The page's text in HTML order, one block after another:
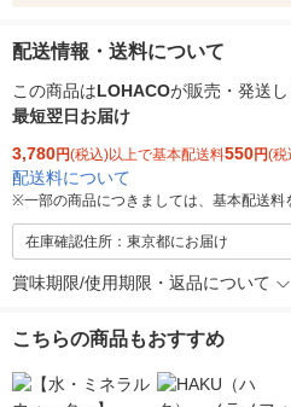
配送情報・送料について
この商品はLOHACOが販売・発送し
最短翌日お届け
3,780円(税込)以上で基本配送料550円(税
配送料について
※一部の商品につきましては、基本配送料
在庫確認住所：東京都にお届け
賞味期限/使用期限・返品について
こちらの商品もおすすめ